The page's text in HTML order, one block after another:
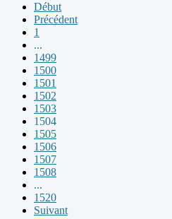
Début
Précédent
1
...
1499
1500
1501
1502
1503
1504
1505
1506
1507
1508
...
1520
Suivant